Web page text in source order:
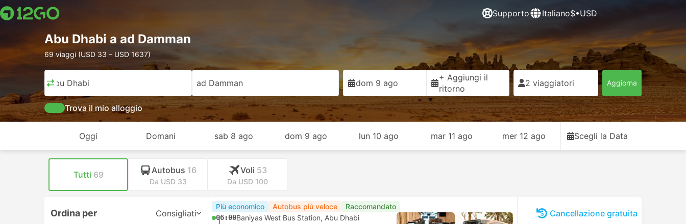
Supporto Italiano$•USD
Abu Dhabi a ad Damman
69 viaggi (USD 33 – USD 1637)
Abu Dhabi ad Damman dom 9 ago
+ Aggiungi il
ritorno
2 viaggiatori Aggiorna
Trova il mio alloggio
Oggi Domani sab 8 ago dom 9 ago lun 10 ago mar 11 ago mer 12 ago Scegli la Data
Tutti 69 Autobus 16
Da USD 33
Voli 53
Da USD 100
Ordina per Consigliati
Più economico Autobus più veloce Raccomandato
06:00Baniyas West Bus Station, Abu Dhabi
Cancellazione gratuita